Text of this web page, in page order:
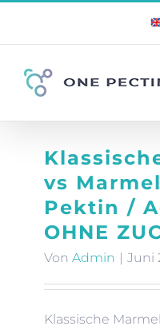
springen
vs
Pektin /
OHNE
Von Admin | Juni
Klassische